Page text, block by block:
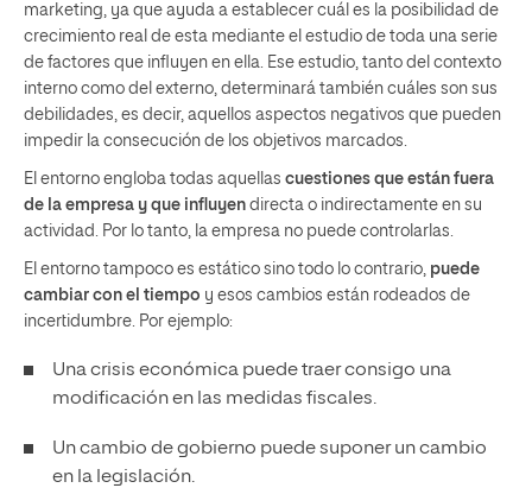
marketing, ya que ayuda a establecer cuál es la posibilidad de
crecimiento real de esta mediante el estudio de toda una serie
de factores que influyen en ella. Ese estudio, tanto del contexto
interno como del externo, determinará también cuáles son sus
debilidades, es decir, aquellos aspectos negativos que pueden
impedir la consecución de los objetivos marcados.
El entorno engloba todas aquellas cuestiones que están fuera
de la empresa y que influyen directa o indirectamente en su
actividad. Por lo tanto, la empresa no puede controlarlas.
El entorno tampoco es estático sino todo lo contrario, puede
cambiar con el tiempo y esos cambios están rodeados de
incertidumbre. Por ejemplo:
Una crisis económica puede traer consigo una
modificación en las medidas fiscales.
Un cambio de gobierno puede suponer un cambio
en la legislación.